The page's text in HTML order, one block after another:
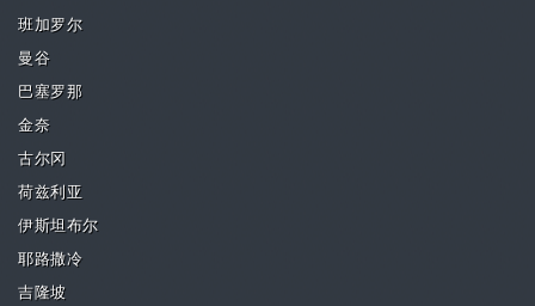
班加罗尔
曼谷
巴塞罗那
金奈
古尔冈
荷兹利亚
伊斯坦布尔
耶路撒冷
吉隆坡